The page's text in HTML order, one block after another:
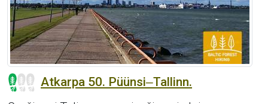
Atkarpa 50. Püünsi‒Tallinn.